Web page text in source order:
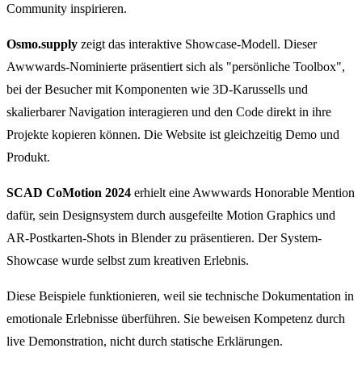
Community inspirieren.
Osmo.supply zeigt das interaktive Showcase-Modell. Dieser
Awwwards-Nominierte präsentiert sich als "persönliche Toolbox",
bei der Besucher mit Komponenten wie 3D-Karussells und
skalierbarer Navigation interagieren und den Code direkt in ihre
Projekte kopieren können. Die Website ist gleichzeitig Demo und
Produkt.
SCAD CoMotion 2024 erhielt eine Awwwards Honorable Mention
dafür, sein Designsystem durch ausgefeilte Motion Graphics und
AR-Postkarten-Shots in Blender zu präsentieren. Der System-
Showcase wurde selbst zum kreativen Erlebnis.
Diese Beispiele funktionieren, weil sie technische Dokumentation in
emotionale Erlebnisse überführen. Sie beweisen Kompetenz durch
live Demonstration, nicht durch statische Erklärungen.